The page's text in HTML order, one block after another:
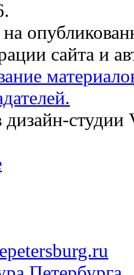
на
сайта и
дизайн-студии